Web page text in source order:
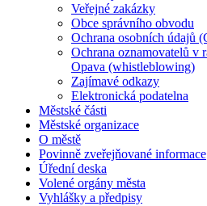
Veřejné zakázky
Obce správního obvodu
Ochrana osobních údajů
Ochrana oznamovatelů v
Opava (whistleblowing)
Zajímavé odkazy
Elektronická podatelna
Městské části
Městské organizace
O městě
Povinně zveřejňované informace
Úřední deska
Volené orgány města
Vyhlášky a předpisy